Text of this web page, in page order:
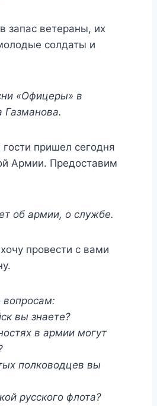
запас ветераны, их
солдаты и
«Офицеры» в
Газманова.
пришел сегодня
Армии. Предоставим
об армии, о службе.
провести с вами
вопросам:
вы знаете?
в армии могут
полководцев вы
русского флота?